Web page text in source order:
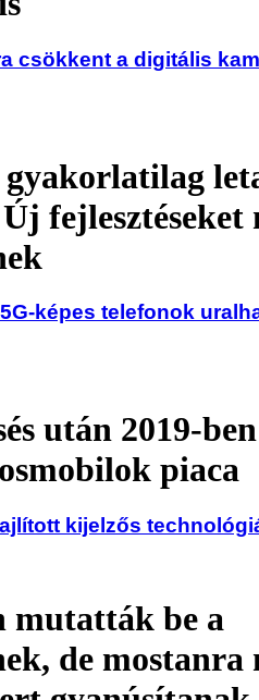
csökkent a digitális
gyakorlatilag
fejlesztéseket
képes telefonok
után 2019-
piaca
kijelzős
mutatták be a
de mostanra